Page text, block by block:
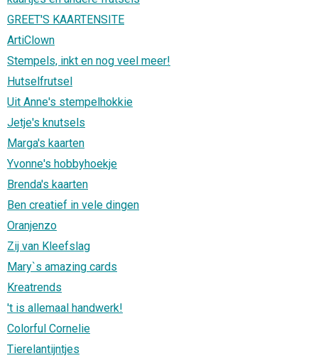
GREET'S KAARTENSITE
ArtiClown
Stempels, inkt en nog veel meer!
Hutselfrutsel
Uit Anne's stempelhokkie
Jetje's knutsels
Marga's kaarten
Yvonne's hobbyhoekje
Brenda's kaarten
Ben creatief in vele dingen
Oranjenzo
Zij van Kleefslag
Mary`s amazing cards
Kreatrends
't is allemaal handwerk!
Colorful Cornelie
Tierelantijntjes